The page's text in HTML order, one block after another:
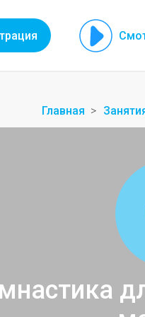
Главная